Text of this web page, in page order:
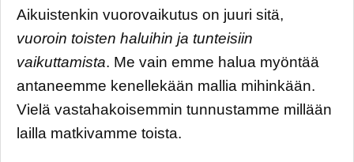
Aikuistenkin vuorovaikutus on juuri sitä,
vuoroin toisten haluihin ja tunteisiin
vaikuttamista. Me vain emme halua myöntää
antaneemme kenellekään mallia mihinkään.
Vielä vastahakoisemmin tunnustamme millään
lailla matkivamme toista.